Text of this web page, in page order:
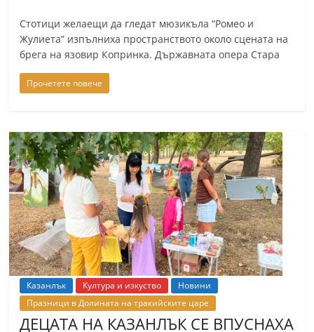
Стотици желаещи да гледат мюзикъла “Ромео и
Жулиета” изпълниха пространството около сцената на
брега на язовир Копринка. Държавната опера Стара
Прочетете повече
Казанлък Култура и изкуство
Новини
Празници в Долината на тракийските царе
ДЕЦАТА НА КАЗАНЛЪК СЕ ВПУСНАХА